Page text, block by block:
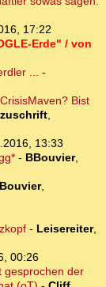
17:22
Erde" / von
...
-
Bist
13:33
- BBouvier,
,
- Leisereiter,
00:26
gesprochen der